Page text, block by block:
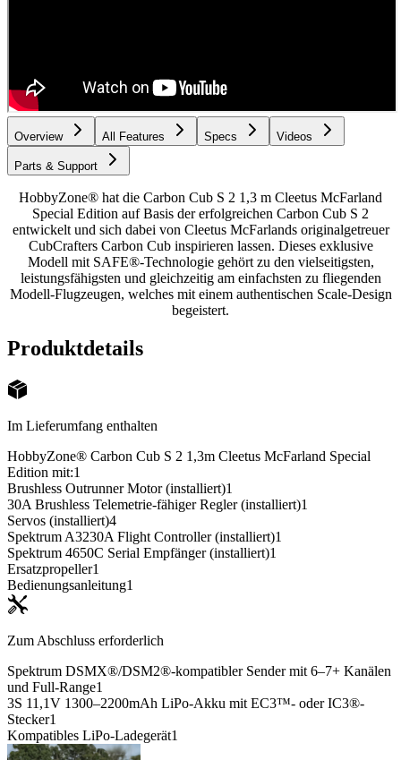
Overview All Features Specs Videos
Parts & Support
HobbyZone® hat die Carbon Cub S 2 1,3 m Cleetus McFarland
Special Edition auf Basis der erfolgreichen Carbon Cub S 2
entwickelt und sich dabei von Cleetus McFarlands originalgetreuer
CubCrafters Carbon Cub inspirieren lassen. Dieses exklusive
Modell mit SAFE®-Technologie gehört zu den vielseitigsten,
leistungsfähigsten und gleichzeitig am einfachsten zu fliegenden
Modell-Flugzeugen, welches mit einem authentischen Scale-Design
begeistert.
Produktdetails
Im Lieferumfang enthalten
HobbyZone® Carbon Cub S 2 1,3m Cleetus McFarland Special
Edition mit:1
Brushless Outrunner Motor (installiert)1
30A Brushless Telemetrie-fähiger Regler (installiert)1
Servos (installiert)4
Spektrum A3230A Flight Controller (installiert)1
Spektrum 4650C Serial Empfänger (installiert)1
Ersatzpropeller1
Bedienungsanleitung1
Zum Abschluss erforderlich
Spektrum DSMX®/DSM2®-kompatibler Sender mit 6–7+ Kanälen
und Full-Range1
3S 11,1V 1300–2200mAh LiPo-Akku mit EC3™- oder IC3®-
Stecker1
Kompatibles LiPo-Ladegerät1